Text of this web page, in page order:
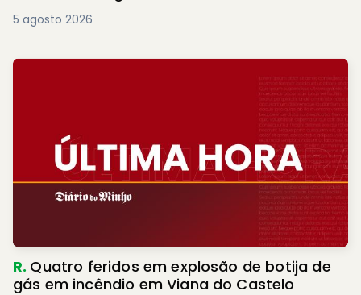
5 agosto 2026
R. Quatro feridos em explosão de botija de
gás em incêndio em Viana do Castelo